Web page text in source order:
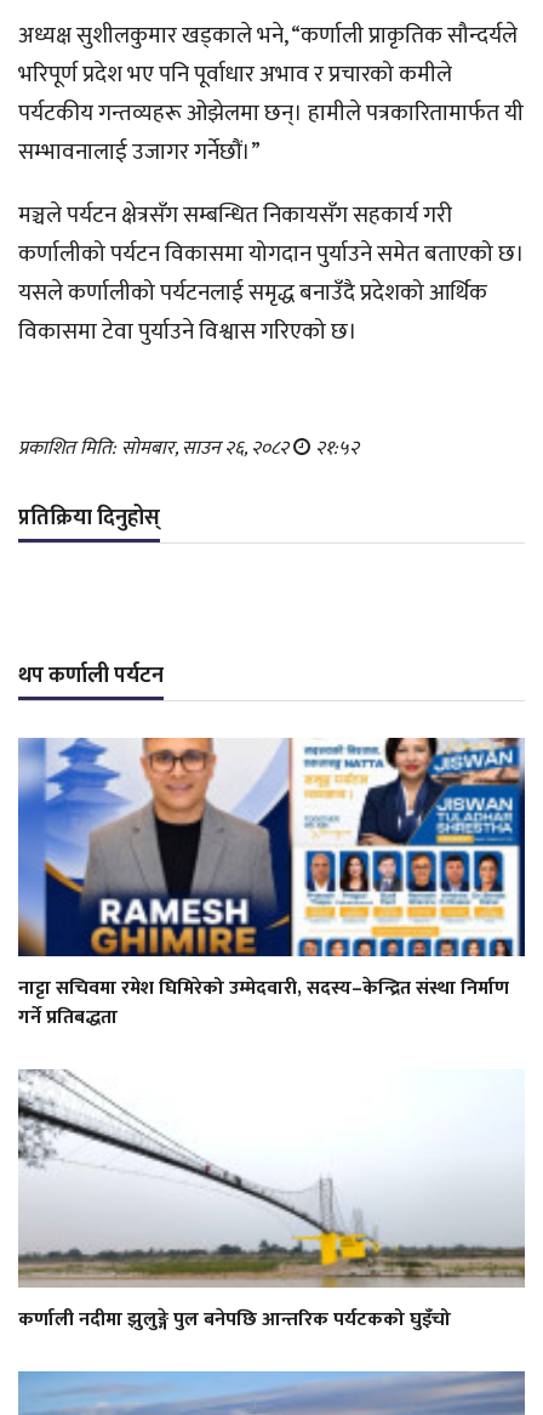
अध्यक्ष सुशीलकुमार खड्काले भने, “कर्णाली प्राकृतिक सौन्दर्यले
भरिपूर्ण प्रदेश भए पनि पूर्वाधार अभाव र प्रचारको कमीले
पर्यटकीय गन्तव्यहरू ओझेलमा छन्। हामीले पत्रकारितामार्फत यी
सम्भावनालाई उजागर गर्नेछौं।”
मञ्चले पर्यटन क्षेत्रसँग सम्बन्धित निकायसँग सहकार्य गरी
कर्णालीको पर्यटन विकासमा योगदान पुर्याउने समेत बताएको छ।
यसले कर्णालीको पर्यटनलाई समृद्ध बनाउँदै प्रदेशको आर्थिक
विकासमा टेवा पुर्याउने विश्वास गरिएको छ।
प्रकाशित मिति: सोमबार, साउन २६, २०८२ २१:५२
प्रतिक्रिया दिनुहोस्
थप कर्णाली पर्यटन
नाट्टा सचिवमा रमेश घिमिरेको उम्मेदवारी, सदस्य–केन्द्रित संस्था निर्माण
गर्ने प्रतिबद्धता
कर्णाली नदीमा झुलुङ्गे पुल बनेपछि आन्तरिक पर्यटकको घुइँचो